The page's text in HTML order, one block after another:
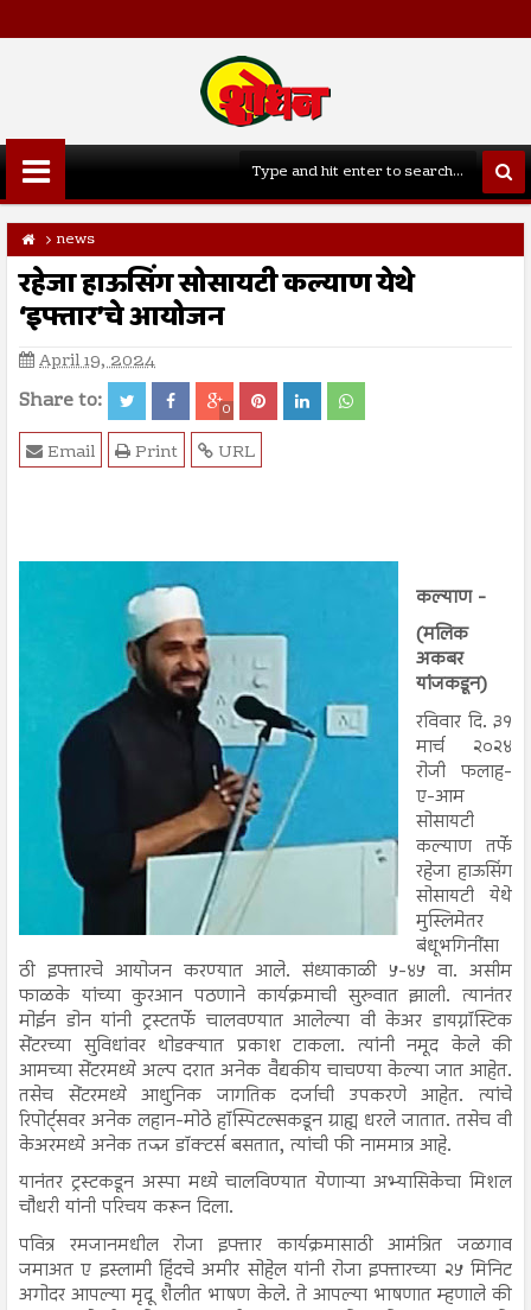
news
रहेजा हाऊसिंग सोसायटी कल्याण येथे
‘इफ्तार’चे आयोजन
April 19, 2024
Share to: 0
URL
Print
Email
कल्याण -
(मलिक
अकबर
यांजकडून)
रविवार दि. ३१
मार्च २०२४
रोजी फलाह-
ए-आम
सोसायटी
कल्याण तर्फे
रहेजा हाऊसिंग
सोसायटी येथे
मुस्लिमेतर
बंधूभगिनींसा
ठी इफ्तारचे आयोजन करण्यात आले. संध्याकाळी ५-४५ वा. असीम
फाळके यांच्या कुरआन पठणाने कार्यक्रमाची सुरुवात झाली. त्यानंतर
मोईन डोन यांनी ट्रस्टतर्फे चालवण्यात आलेल्या वी केअर डायग्नॉस्टिक
सेंटरच्या सुविधांवर थोडक्यात प्रकाश टाकला. त्यांनी नमूद केले की
आमच्या सेंटरमध्ये अल्प दरात अनेक वैद्यकीय चाचण्या केल्या जात आहेत.
तसेच सेंटरमध्ये आधुनिक जागतिक दर्जाची उपकरणे आहेत. त्यांचे
रिपोर्ट्सवर अनेक लहान-मोठे हॉस्पिटल्सकडून ग्राह्य धरले जातात. तसेच वी
केअरमध्ये अनेक तज्ज्ञ डॉक्टर्स बसतात, त्यांची फी नाममात्र आहे.
यानंतर ट्रस्टकडून अस्पा मध्ये चालविण्यात येणाऱ्या अभ्यासिकेचा मिशल
चौधरी यांनी परिचय करून दिला.
पवित्र रमजानमधील रोजा इफ्तार कार्यक्रमासाठी आमंत्रित जळगाव
जमाअत ए इस्लामी हिंदचे अमीर सोहेल यांनी रोजा इफ्तारच्या २५ मिनिट
अगोदर आपल्या मृदू शैलीत भाषण केले. ते आपल्या भाषणात म्हणाले की